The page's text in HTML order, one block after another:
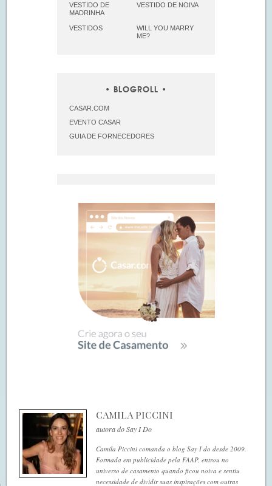
VESTIDO DE
MADRINHA
VESTIDO DE NOIVA
VESTIDOS
WILL YOU MARRY
ME?
BLOGROLL
CASAR.COM
EVENTO CASAR
GUIA DE FORNECEDORES
CAMILA PICCINI
autora do Say I Do
Camila Piccini comanda o blog Say I do desde 2009.
Formada em publicidade pela FAAP, entrou no
universo de casamento quando ficou noiva e sentiu
necessidade de dividir suas inspirações com outras